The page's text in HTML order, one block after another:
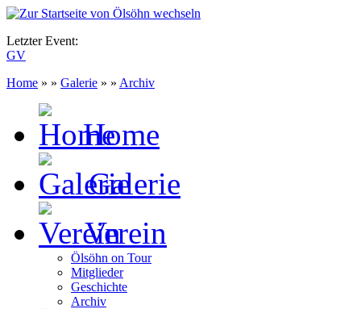
Letzter Event:
GV
Home » » Galerie » » Archiv
Home
Galerie
Verein
Ölsöhn on Tour
Mitglieder
Geschichte
Archiv